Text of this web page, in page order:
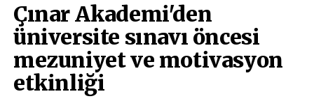
Çınar Akademi'den
üniversite sınavı öncesi
mezuniyet ve motivasyon
etkinliği